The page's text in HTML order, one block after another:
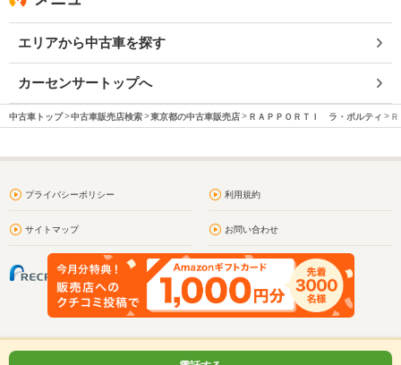
エリアから中古車を探す
カーセンサートップへ
中古車トップ 中古車販売店検索 東京都の中古車販売店 ＲＡＰＰＯＲＴＩ ラ・ポルティ
プライバシーポリシー 利用規約
サイトマップ お問い合わせ